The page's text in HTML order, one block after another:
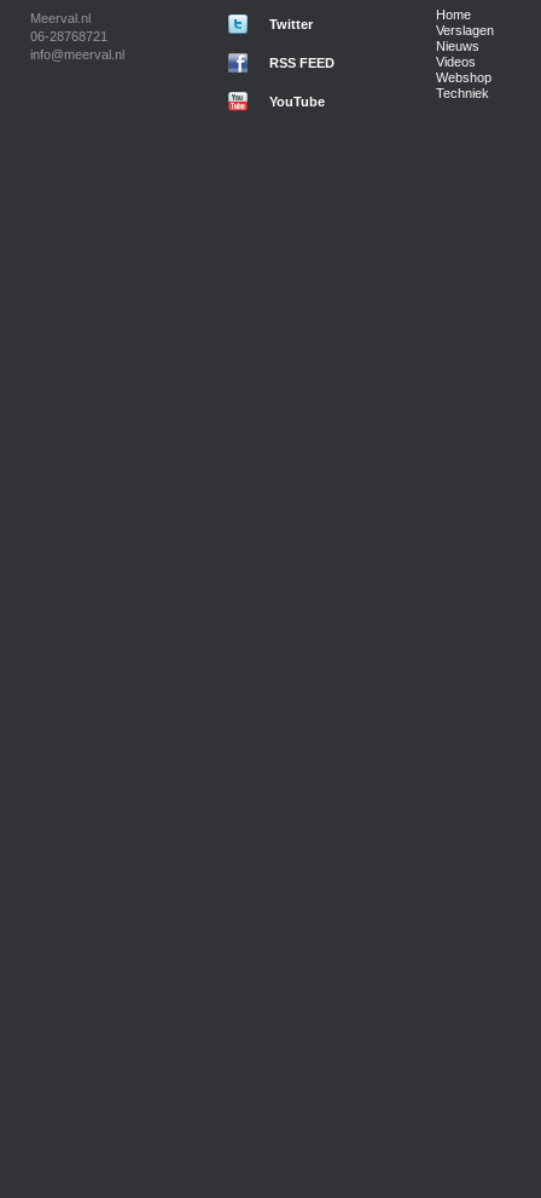
Meerval.nl
06-28768721
info@meerval.nl
Twitter
RSS FEED
YouTube
Home
Verslagen
Nieuws
Videos
Webshop
Techniek